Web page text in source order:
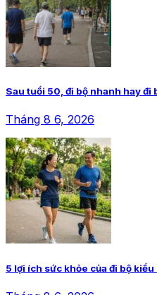
Sau tuổi 50, đi bộ nhanh hay đi
Tháng 8 6, 2026
5 lợi ích sức khỏe của đi bộ kiểu